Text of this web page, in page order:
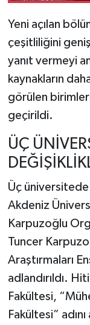
Yeni açılan
çeşitliliğini
yanıt vermeyi
kaynakların
görülen
geçirildi.
ÜÇ
Üç
Akdeniz
Karpuzoğlu
Tuncer
Araştırmaları
adlandırıldı.
Fakültesi,
Fakültesi”